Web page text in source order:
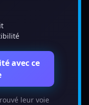
avec ce
leur voie